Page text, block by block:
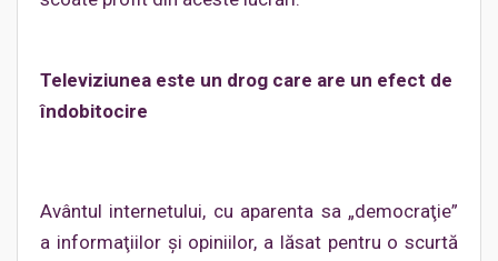
Televiziunea este un drog care are un efect de
îndobitocire
Avântul internetului, cu aparenta sa „democraţie”
a informaţiilor şi opiniilor, a lăsat pentru o scurtă